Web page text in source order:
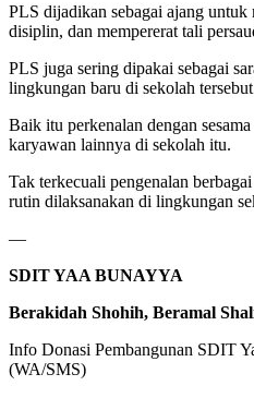
PLS dijadikan sebagai ajang untuk
disiplin, dan mempererat tali
PLS juga sering dipakai sebagai
lingkungan baru di sekolah
Baik itu perkenalan dengan
karyawan lainnya di sekolah itu.
Tak terkecuali pengenalan
rutin dilaksanakan di lingkungan
—
SDIT YAA BUNAYYA
Berakidah Shohih, Beramal
Info Donasi Pembangunan SDIT
(WA/SMS)